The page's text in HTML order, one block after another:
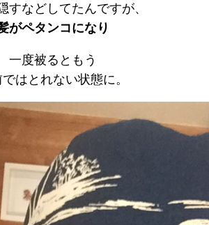
すなどしてたんですが、
がペタンコになり
一度被るともう
ではとれない状態に。